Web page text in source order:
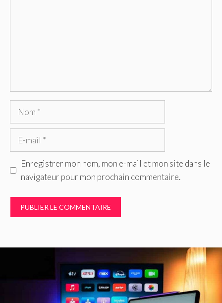
Nom
Enregistrer mon nom, mon e-mail et mon site dans le
navigateur pour mon prochain commentaire.